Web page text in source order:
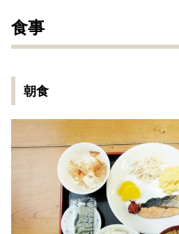
食事
朝食